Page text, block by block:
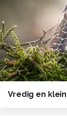
Vredig en klein